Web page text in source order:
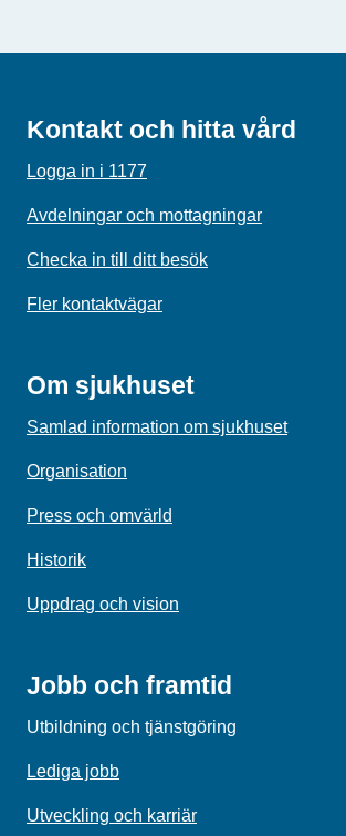
Kontakt och hitta vård
Logga in i 1177
Avdelningar och mottagningar
Checka in till ditt besök
Fler kontaktvägar
Om sjukhuset
Samlad information om sjukhuset
Organisation
Press och omvärld
Historik
Uppdrag och vision
Jobb och framtid
Utbildning och tjänstgöring
Lediga jobb
Utveckling och karriär